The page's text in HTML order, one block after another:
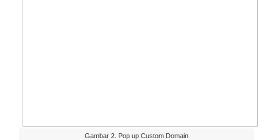
Gambar 2 Pop up Custom Domain